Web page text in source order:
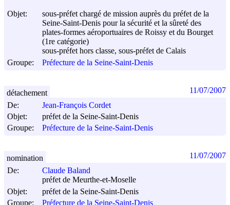
Objet:
sous-préfet chargé de mission auprès du préfet de la
Seine-Saint-Denis pour la sécurité et la sûreté des
plates-formes aéroportuaires de Roissy et du Bourget
(1re catégorie)
sous-préfet hors classe, sous-préfet de Calais
Groupe:
Préfecture de la Seine-Saint-Denis
De:
Jean-François Cordet
Objet:
préfet de la Seine-Saint-Denis
Groupe:
Préfecture de la Seine-Saint-Denis
détachement 11/07/2007
De:
Claude Baland
préfet de Meurthe-et-Moselle
Objet:
préfet de la Seine-Saint-Denis
Groupe:
Préfecture de la Seine-Saint-Denis
nomination 11/07/2007